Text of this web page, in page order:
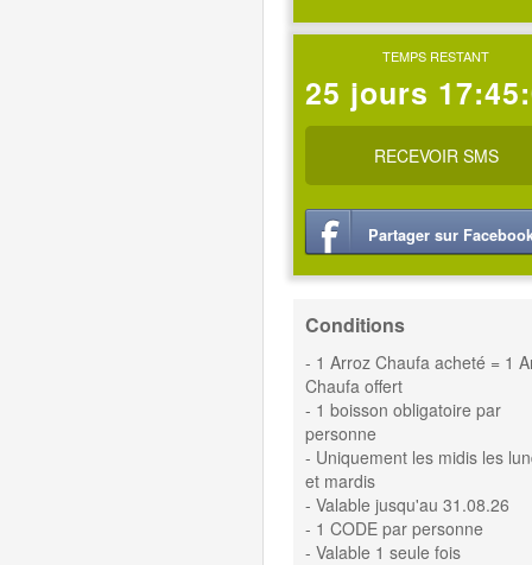
TEMPS RESTANT
25 jours
RECEVOIR SMS
Partager sur
Conditions
- 1 Arroz Chaufa acheté = 1
Chaufa offert
- 1 boisson obligatoire par
personne
- Uniquement les midis les
et mardis
- Valable jusqu'au 31.08.26
- 1 CODE par personne
- Valable 1 seule fois